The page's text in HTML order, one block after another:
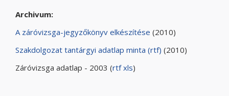
Archivum:
A záróvizsga-jegyzőkönyv elkészítése (2010)
Szakdolgozat tantárgyi adatlap minta (rtf) (2010)
Záróvizsga adatlap - 2003 (rtf xls)